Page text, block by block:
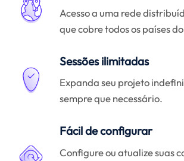
Acesso a uma rede
que cobre todos os países
Sessões ilimitadas
Expanda seu projeto
sempre que necessário.
Fácil de configurar
Configure ou atualize suas